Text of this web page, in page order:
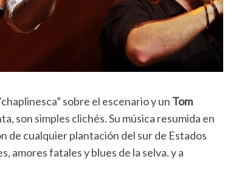
sobre el escenario y un Tom
son simples clichés. Su música resumida en
de cualquier plantación del sur de Estados
amores fatales y blues de la selva. y a